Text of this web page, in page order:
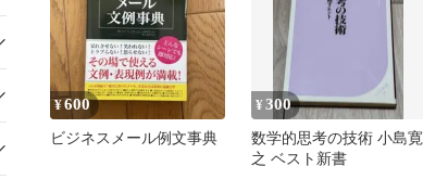
¥600
ビジネスメール例文事典
¥300
数学的思考の技術 小島寛
之 ベスト新書